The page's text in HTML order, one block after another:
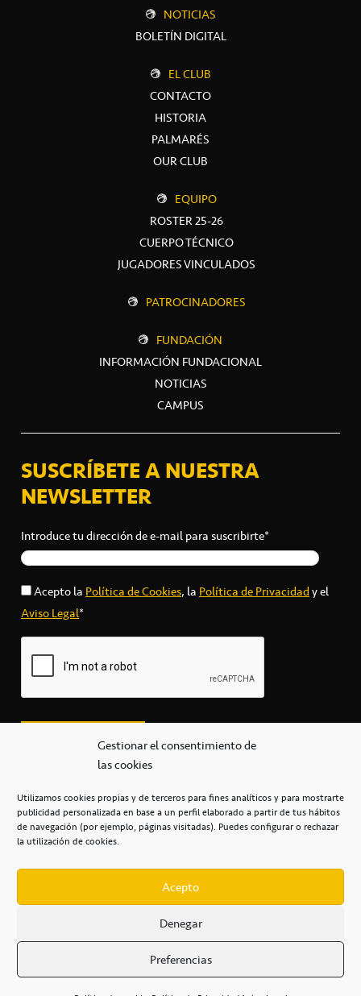
Gestionar el consentimiento de
las cookies
Utilizamos cookies propias y de terceros para fines analíticos y para mostrarte
publicidad personalizada en base a un perfil elaborado a partir de tus hábitos
de navegación (por ejemplo, páginas visitadas). Puedes configurar o rechazar
la utilización de cookies.
Acepto
Denegar
Preferencias
NOTICIAS
BOLETÍN DIGITAL
EL CLUB
CONTACTO
HISTORIA
PALMARÉS
OUR CLUB
EQUIPO
ROSTER 25-26
CUERPO TÉCNICO
JUGADORES VINCULADOS
PATROCINADORES
FUNDACIÓN
INFORMACIÓN FUNDACIONAL
NOTICIAS
CAMPUS
SUSCRÍBETE A NUESTRA
NEWSLETTER
Introduce tu dirección de e-mail para suscribirte*
Acepto laPolítica de Cookies, laPolítica de Privacidady el
Aviso Legal*
secretaria@cbcanarias.es
+34 922 253 684
Casa del Deporte / 38108 – La Laguna
POLÍTICA DE PRIVACIDAD / POLÍTICA DE COOKIES /
AVISO LEGAL / CONDICIONES